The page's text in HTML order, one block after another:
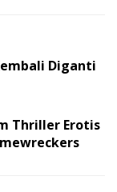
Diganti
Thriller Erotis